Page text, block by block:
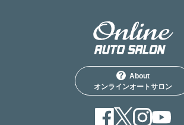
About
オンラインオートサロン